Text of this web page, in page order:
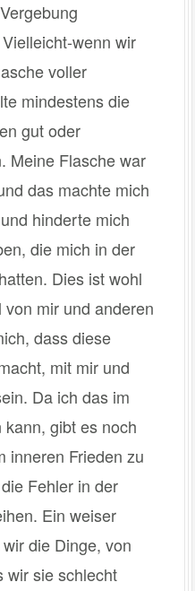
wenn wir
voller
mindestens die
gut oder
Meine Flasche war
das machte mich
hinderte mich
die mich in der
Dies ist wohl
mir und anderen
dass diese
mit mir und
Da ich das im
gibt es noch
inneren Frieden zu
Fehler in der
Ein weiser
die Dinge, von
wir sie schlecht